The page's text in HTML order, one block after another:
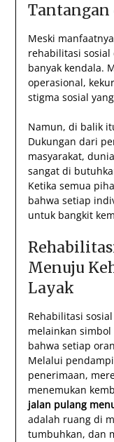
Tantangan
Meski
rehabilitasi
banyak kendala.
operasional,
stigma sosial
Namun, di balik
Dukungan dari
masyarakat,
sangat di
Ketika semua
bahwa setiap
untuk bangkit
Menuju
Layak
Rehabilitasi
melainkan
bahwa setiap
Melalui
penerimaan,
menemukan
jalan pulang
adalah ruang di
tumbuhkan, dan